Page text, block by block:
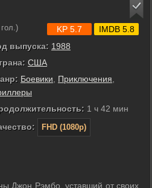
гол.)
выпуска: 1988
США
Боевики, Приключения,
1 ч 42 мин
FHD (1080p)
KP 5.7 IMDB 5.8
Джон Рэмбо, уставший от своих